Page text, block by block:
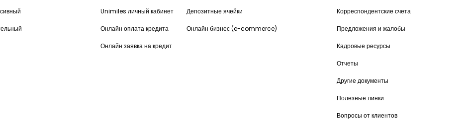
Unimiles личный кабинет
Онлайн оплата кредита
Онлайн заявка на кредит
Депозитные ячейки
Онлайн бизнес (e-commerce)
Корреспондентские счета
Предложения и жалобы
Кадровые ресурсы
Отчеты
Другие документы
Полезные линки
Вопросы от клиентов